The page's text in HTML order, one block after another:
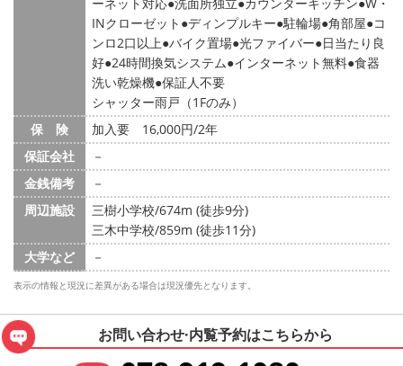
INクローゼット ディンプルキー 駐輪場 角部屋 コ
ンロ2口以上 バイク置場 光ファイバー 日当たり良
好 24時間換気システム インターネット無料 食器
洗い乾燥機 保証人不要
シャッター雨戸（1Fのみ）
保 険
加入要 16,000円/2年
保証会社
－
金銭備考
－
周辺施設
三樹小学校/674m (徒歩9分)
三木中学校/859m (徒歩11分)
大学など
－
表示の情報と現況に差異がある場合は現況優先となります。
お問い合わせ·内覧予約はこちらから